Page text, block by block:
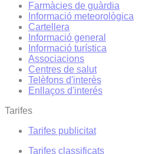
Farmàcies de guàrdia
Informació meteorològica
Cartellera
Informació general
Informació turística
Associacions
Centres de salut
Telèfons d'interès
Enllaços d'interés
Tarifes
Tarifes publicitat
Tarifes classificats